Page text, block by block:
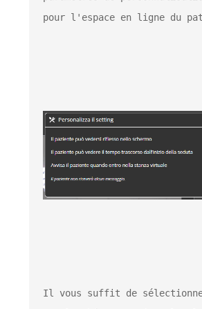
pour l'espace en ligne du
Il vous suffit de